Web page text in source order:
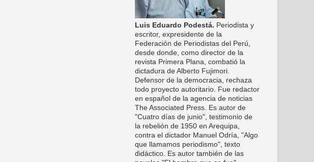
Luis Eduardo Podestá. Periodista y
escritor, expresidente de la
Federación de Periodistas del Perú,
desde donde, como director de la
revista Primera Plana, combatió la
dictadura de Alberto Fujimori.
Defensor de la democracia, rechaza
todo proyecto autoritario. Fue redactor
en español de la agencia de noticias
The Associated Press. Es autor de
"Cuatro días de junio", testimonio de
la rebelión de 1950 en Arequipa,
contra el dictador Manuel Odría, "Algo
que llamamos periodismo", texto
didáctico. Es autor también de las